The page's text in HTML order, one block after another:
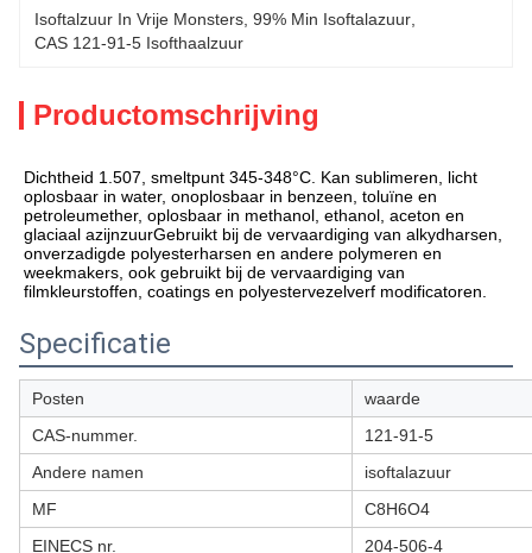
Isoftalzuur In Vrije Monsters 99% Min Isoftalazuur
CAS 121-91-5 Isofthaalzuur
Productomschrijving
Dichtheid 1.507, smeltpunt 345-348°C. Kan sublimeren, licht
oplosbaar in water, onoplosbaar in benzeen, toluïne en
petroleumether, oplosbaar in methanol, ethanol, aceton en
glaciaal azijnzuurGebruikt bij de vervaardiging van alkydharsen,
onverzadigde polyesterharsen en andere polymeren en
weekmakers, ook gebruikt bij de vervaardiging van
filmkleurstoffen, coatings en polyestervezelverf modificatoren.
Specificatie
Posten
waarde
CAS-nummer.
121-91-5
Andere namen
isoftalazuur
MF
C8H6O4
EINECS nr.
204-506-4